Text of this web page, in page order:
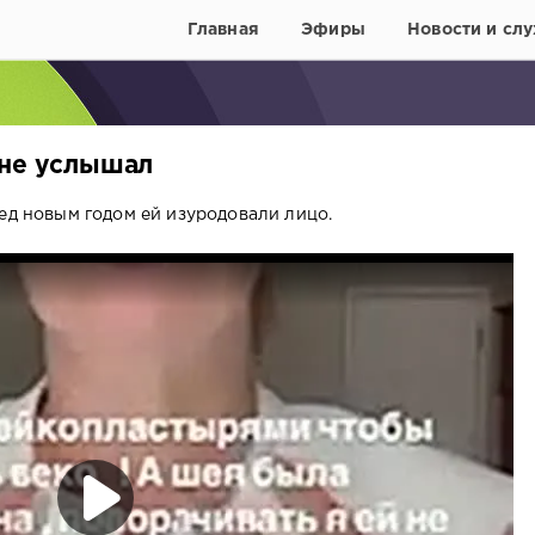
Главная Эфиры Новости и
услышал
новым годом ей изуродовали лицо.